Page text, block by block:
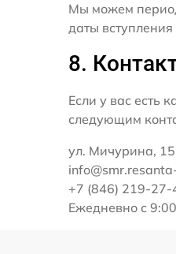
Мы можем
даты
8.
Если у вас есть
следующим
ул. Мичурина, 15
+7 (846) 219-27-
Ежедневно с